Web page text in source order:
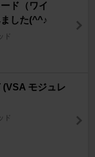
ド（ワイ
ました(^^♪
ド
モジュレ
ド